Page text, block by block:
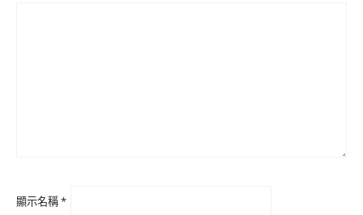
顯示名稱*